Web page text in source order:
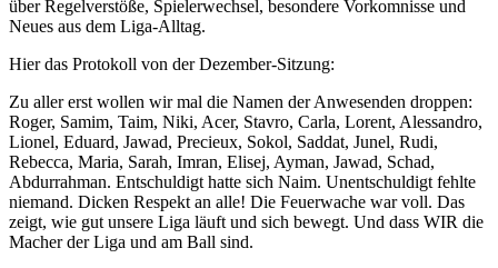
über Regelverstöße, Spielerwechsel, besondere Vorkomnisse und
Neues aus dem Liga-Alltag.
Hier das Protokoll von der Dezember-Sitzung:
Zu aller erst wollen wir mal die Namen der Anwesenden droppen:
Roger, Samim, Taim, Niki, Acer, Stavro, Carla, Lorent, Alessandro,
Lionel, Eduard, Jawad, Precieux, Sokol, Saddat, Junel, Rudi,
Rebecca, Maria, Sarah, Imran, Elisej, Ayman, Jawad, Schad,
Abdurrahman. Entschuldigt hatte sich Naim. Unentschuldigt fehlte
niemand. Dicken Respekt an alle! Die Feuerwache war voll. Das
zeigt, wie gut unsere Liga läuft und sich bewegt. Und dass WIR die
Macher der Liga und am Ball sind.